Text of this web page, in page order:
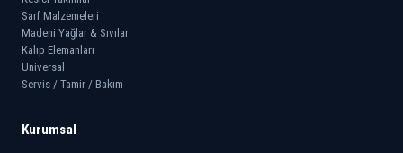
Sarf Malzemeleri
Madeni Yağlar & Sıvılar
Kalıp Elemanları
Universal
Servis / Tamir / Bakım
Kurumsal